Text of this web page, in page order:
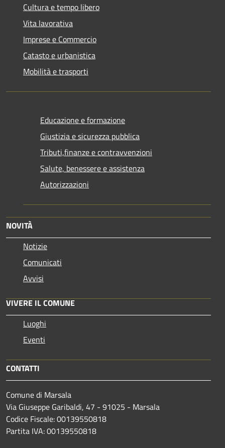
Cultura e tempo libero
Vita lavorativa
Imprese e Commercio
Catasto e urbanistica
Mobilità e trasporti
Educazione e formazione
Giustizia e sicurezza pubblica
Tributi,finanze e contravvenzioni
Salute, benessere e assistenza
Autorizzazioni
NOVITÀ
Notizie
Comunicati
Avvisi
VIVERE IL COMUNE
Luoghi
Eventi
CONTATTI
Comune di Marsala
Via Giuseppe Garibaldi, 47 - 91025 - Marsala
Codice Fiscale: 00139550818
Partita IVA: 00139550818